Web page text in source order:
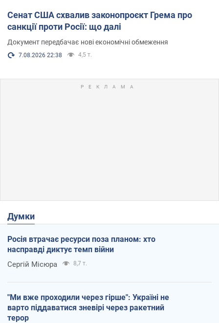
Сенат США схвалив законопроєкт Грема про
санкції проти Росії: що далі
Документ передбачає нові економічні обмеження
7.08.2026 22:38 4,5 т.
Думки
Росія втрачає ресурси поза планом: хто
насправді диктує темп війни
Сергій Місюра 8,7 т.
"Ми вже проходили через гірше": Україні не
варто піддаватися зневірі через ракетний
терор